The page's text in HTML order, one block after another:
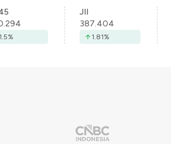
1.5%
JII
387.404
1.81%